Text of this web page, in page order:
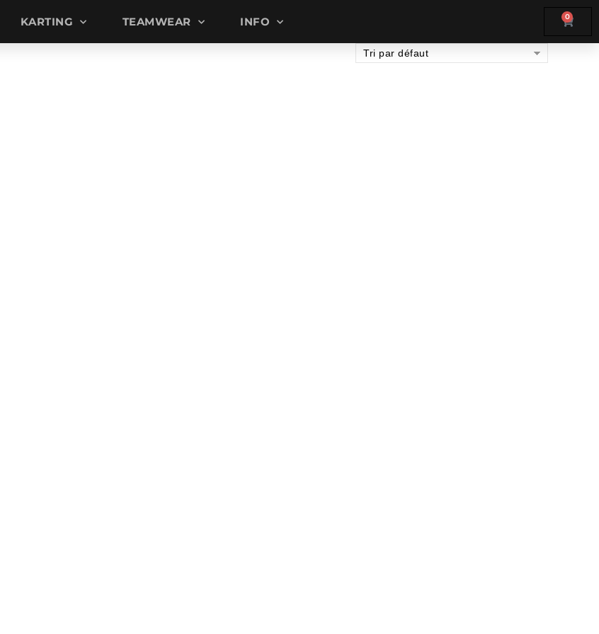
KARTING TEAMWEAR INFO 0
Tri par défaut